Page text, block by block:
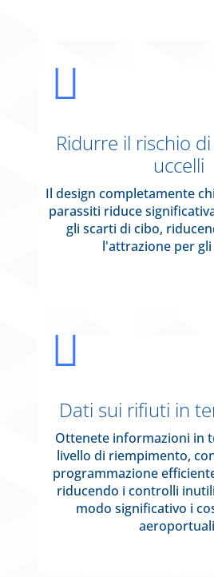

Ridurre il rischio
uccelli
Il design completamente
parassiti riduce
gli scarti di cibo,
l'attrazione per gli

Dati sui rifiuti in
Ottenete informazioni in
livello di riempimento,
programmazione
riducendo i controlli
modo significativo i